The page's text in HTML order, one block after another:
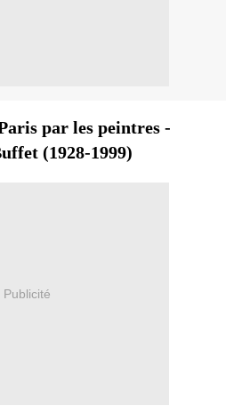
par les peintres -
(1928-1999)
Publicité